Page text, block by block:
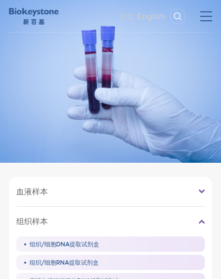
中文 English
血液样本
组织样本
组织/细胞DNA提取试剂盒
组织/细胞RNA提取试剂盒